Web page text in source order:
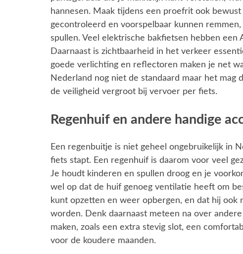
hannesen. Maak tijdens een proefrit ook
gecontroleerd en voorspelbaar kunnen
spullen. Veel elektrische bakfietsen hebben
Daarnaast is zichtbaarheid in het verkeer
goede verlichting en reflectoren maken je net
Nederland nog niet de standaard maar het mag
de veiligheid vergroot bij vervoer per fiets.
Regenhuif en andere handige
Een regenbuitje is niet geheel ongebruikelijk in
fiets stapt. Een regenhuif is daarom voor veel
Je houdt kinderen en spullen droog en je
wel op dat de huif genoeg ventilatie heeft om
kunt opzetten en weer opbergen, en dat hij
worden. Denk daarnaast meteen na over
maken, zoals een extra stevig slot, een
voor de koudere maanden.